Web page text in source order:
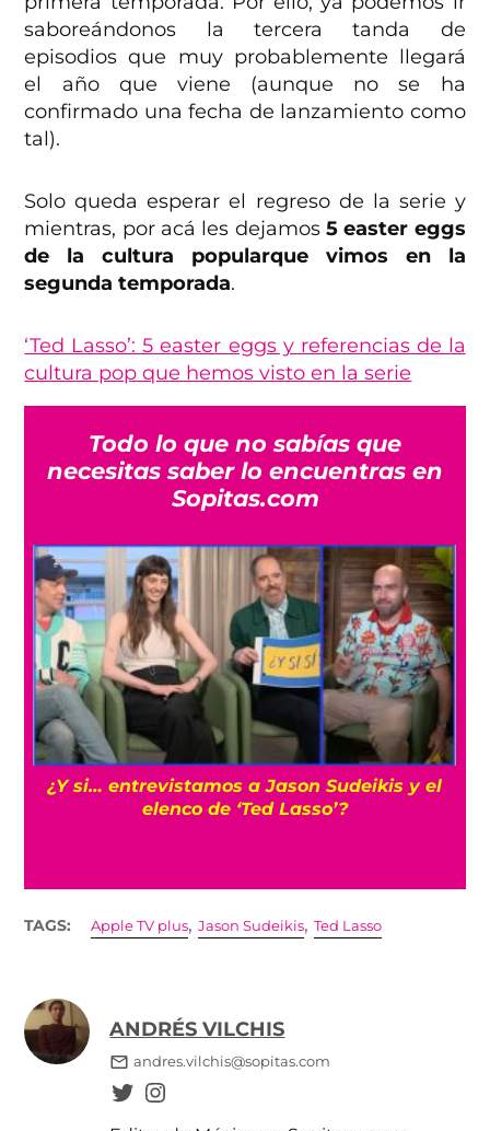
saboreándonos la tercera tanda de
episodios que muy probablemente llegará
el año que viene (aunque no se ha
confirmado una fecha de lanzamiento como
tal).
Solo queda esperar el regreso de la serie y
mientras, por acá les dejamos5 easter eggs
de la cultura popularque vimos en la
segunda temporada.
‘Ted Lasso’: 5 easter eggs y referencias de la
cultura pop que hemos visto en la serie
Todo lo que no sabías que
necesitas saber lo encuentras en
Sopitas.com
¿Y si… entrevistamos a Jason Sudeikis y el
elenco de ‘Ted Lasso’?
TAGS: Apple TV plus,Jason Sudeikis,Ted Lasso
ANDRÉS VILCHIS
andres.vilchis@sopitas.com